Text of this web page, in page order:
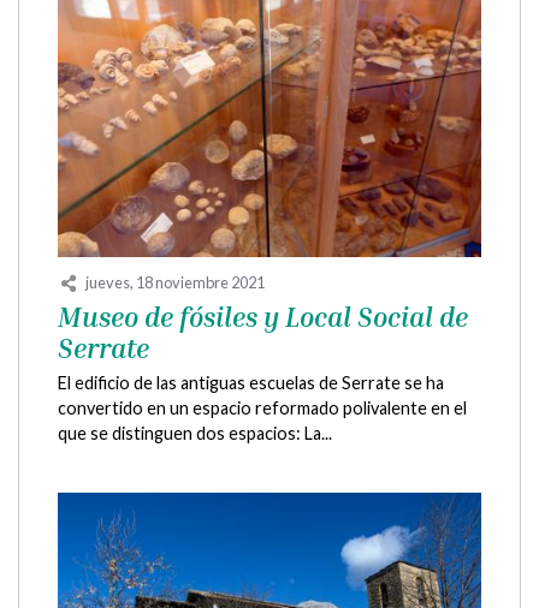
jueves, 18 noviembre 2021
Museo de fósiles y Local Social de
Serrate
El edificio de las antiguas escuelas de Serrate se ha
convertido en un espacio reformado polivalente en el
que se distinguen dos espacios: La...